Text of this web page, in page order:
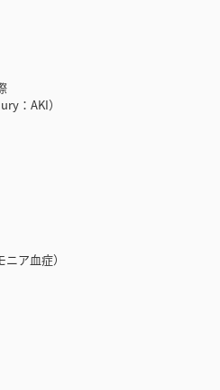
：AKI）
ア血症）